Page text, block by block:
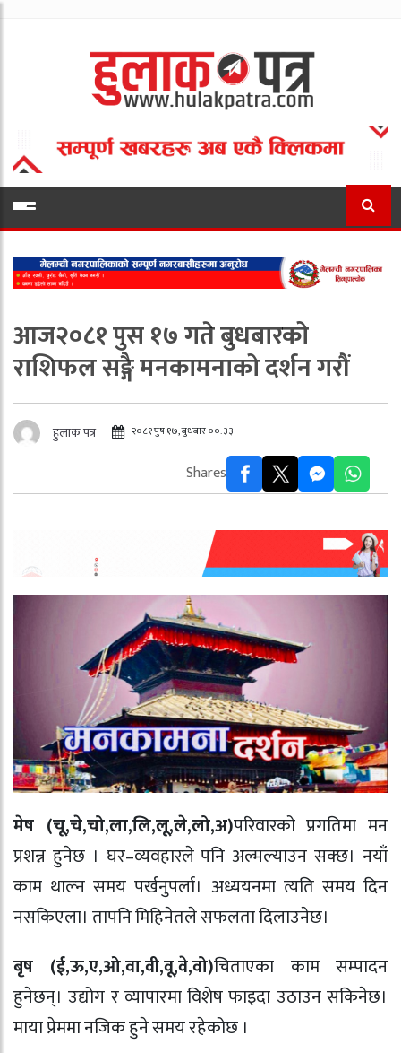
आज२०८१ पुस १७ गते बुधबारको
राशिफल सङ्गै मनकामनाको दर्शन गरौं
हुलाक पत्र २०८१ पुष १७, बुधबार ००:३३
Shares
मेष (चू,चे,चो,ला,लि,लू,ले,लो,अ)परिवारको प्रगतिमा मन
प्रशन्न हुनेछ । घर–व्यवहारले पनि अल्मल्याउन सक्छ। नयाँ
काम थाल्न समय पर्खनुपर्ला। अध्ययनमा त्यति समय दिन
नसकिएला। तापनि मिहिनेतले सफलता दिलाउनेछ।
बृष (ई,ऊ,ए,ओ,वा,वी,वू,वे,वो)चिताएका काम सम्पादन
हुनेछन्। उद्योग र व्यापारमा विशेष फाइदा उठाउन सकिनेछ।
माया प्रेममा नजिक हुने समय रहेकोछ ।